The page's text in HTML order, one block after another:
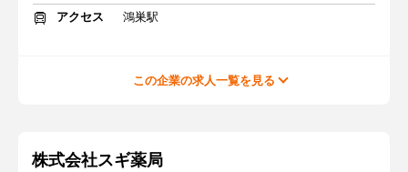
アクセス
鴻巣駅
この企業の求人一覧を見る
株式会社スギ薬局